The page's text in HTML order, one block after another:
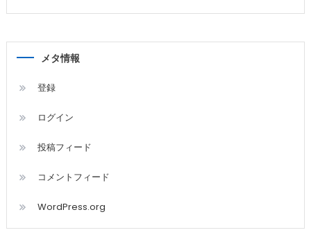
メタ情報
登録
ログイン
投稿フィード
コメントフィード
WordPress.org